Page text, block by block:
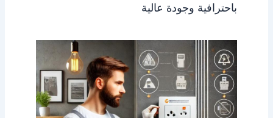
باحترافية وجودة عالية